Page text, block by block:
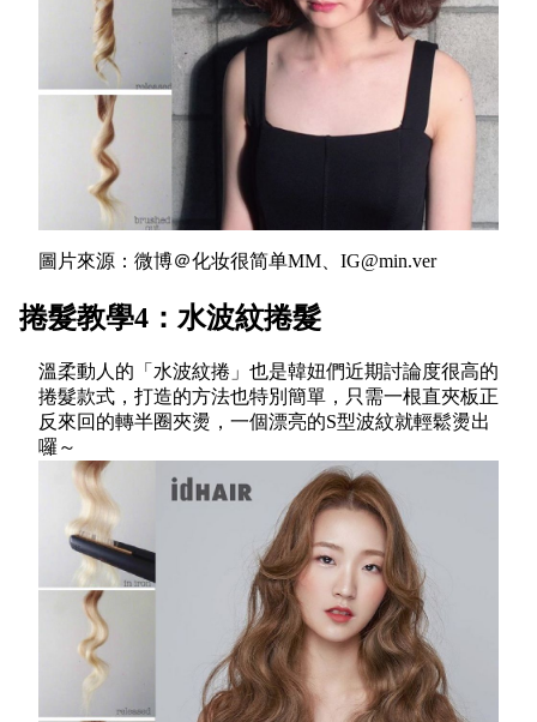
圖片來源：微博＠化妆很简单MM、IG@min.ver
捲髮教學4：水波紋捲髮
溫柔動人的「水波紋捲」也是韓妞們近期討論度很高的
捲髮款式，打造的方法也特別簡單，只需一根直夾板正
反來回的轉半圈夾燙，一個漂亮的S型波紋就輕鬆燙出
囉～